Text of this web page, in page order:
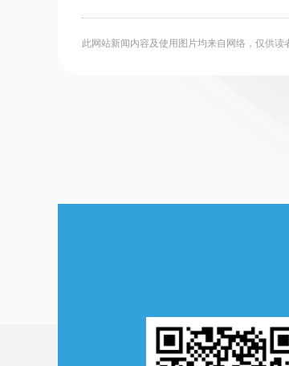
此网站新闻内容及使用图片均来自网络，仅供